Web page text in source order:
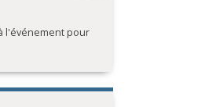
l'événement pour